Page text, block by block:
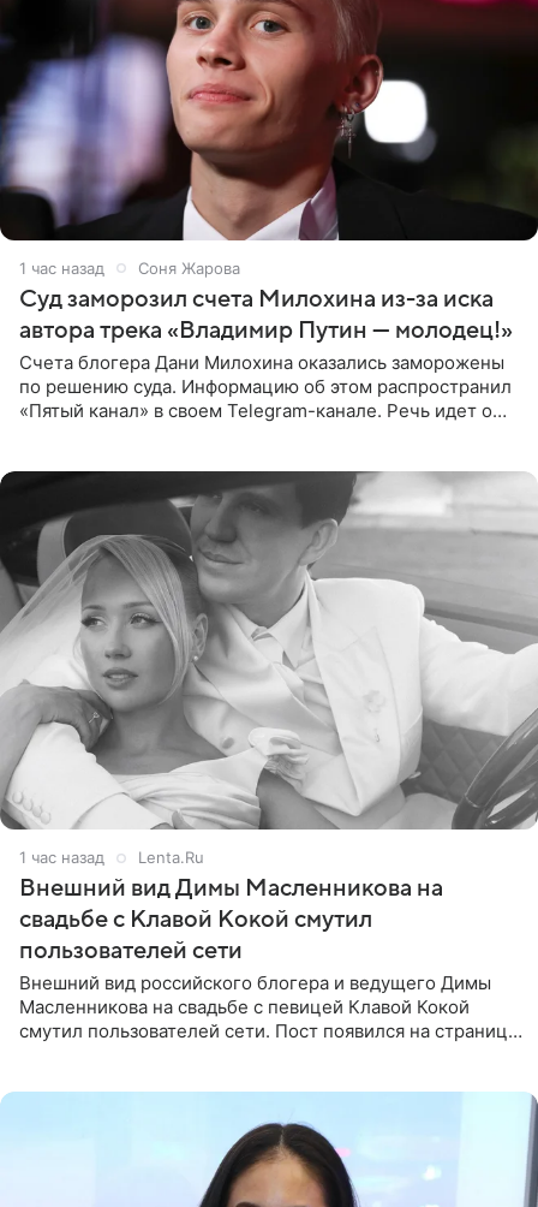
1 час назад Соня Жарова
Суд заморозил счета Милохина из-за иска
автора трека «Владимир Путин — молодец!»
Счета блогера Дани Милохина оказались заморожены
по решению суда. Информацию об этом распространил
«Пятый канал» в своем Telegram-канале. Речь идет о
1 час назад Lenta.Ru
Внешний вид Димы Масленникова на
свадьбе с Клавой Кокой смутил
пользователей сети
Внешний вид российского блогера и ведущего Димы
Масленникова на свадьбе с певицей Клавой Кокой
смутил пользователей сети. Пост появился на странице